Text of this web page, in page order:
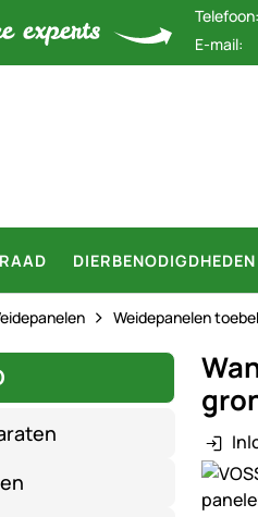
Telefoon:
E-mail:
DIERBENODIGDHEDEN
Weidepanelen